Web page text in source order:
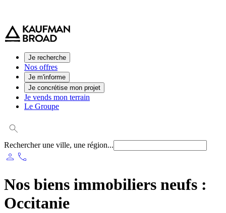
Je recherche
Nos offres
Je m'informe
Je concrétise mon projet
Je vends mon terrain
Le Groupe
Rechercher une ville, une région...
person phone
Nos biens immobiliers neufs :
Occitanie